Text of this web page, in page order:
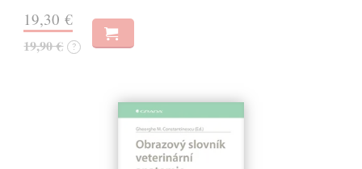
19,30 €
19,90 € ?